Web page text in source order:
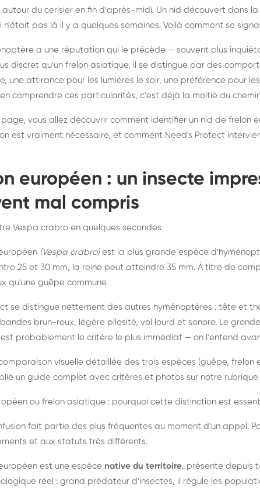
de nid de
asiatiques :
partout en
Dératisation
souris,
du cerisier en fin d'après-midi. Un nid découvert dans
n'était pas là il y a quelques semaines. Voilà comment se
a une réputation qui le précède — souvent plus
discret qu'un frelon asiatique, il se distingue par des
une attirance pour les lumières le soir, une préférence pour
comprendre ces particularités, c'est déjà la moitié du
vous allez découvrir comment identifier un nid de frelon
est vraiment nécessaire, et comment Need's Protect
européen : un insecte
mal compris
Vespa crabro en quelques secondes
(Vespa crabro)est la plus grande espèce
25 et 30 mm, la reine peut atteindre 35 mm. À titre de
qu'une guêpe commune.
se distingue nettement des autres hyménoptères : tête et
brun-roux, légère pilosité, vol lourd et sonore. Le
probablement le critère le plus immédiat — on l'entend
visuelle détaillée des trois espèces (guêpe, frelon
un guide complet avec critères et photos sur notre rubrique
ou frelon asiatique : pourquoi cette distinction est
fait partie des plus fréquentes au moment d'un appel.
et aux statuts très différents.
est une espèce native du territoire, présente depuis
réel : grand prédateur d'insectes, il régule les